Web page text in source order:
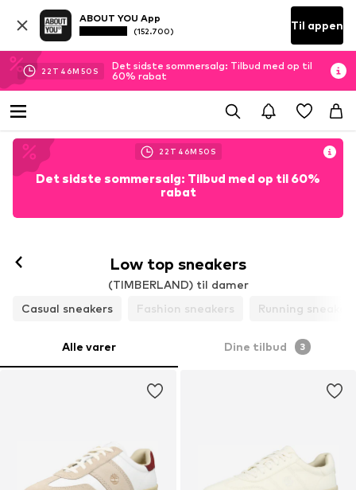
ABOUT YOU App
(152.700) Til appen
22 T 46M 50 S
Det sidste sommersalg: Tilbud med op til
60% rabat
22 T 46M 50 S
Det sidste sommersalg: Tilbud med op til 60%
rabat
Low top sneakers
(TIMBERLAND) til damer
Casual sneakers
Fashion sneakers Running sneakers
Alle varer Dine tilbud 3